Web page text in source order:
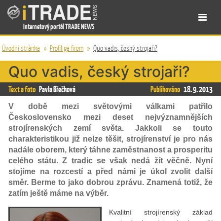
Internetový portál TRADE NEWS
Úvodní stránka » Profiliga firem » Quo vadis, český strojaři?
Quo vadis, český strojaři?
Text a foto Pavla Břečková Publikováno 18. 9. 2013
V době mezi světovými válkami patřilo
Československo mezi deset nejvýznamnějších
strojírenských zemí světa. Jakkoli se touto
charakteristikou již nelze těšit, strojírenství je pro nás
nadále oborem, který táhne zaměstnanost a prosperitu
celého státu. Z tradic se však nedá žít věčně. Nyní
stojíme na rozcestí a před námi je úkol zvolit další
směr. Berme to jako dobrou zprávu. Znamená totiž, že
zatím ještě máme na výběr.
Kvalitní strojírenský základ